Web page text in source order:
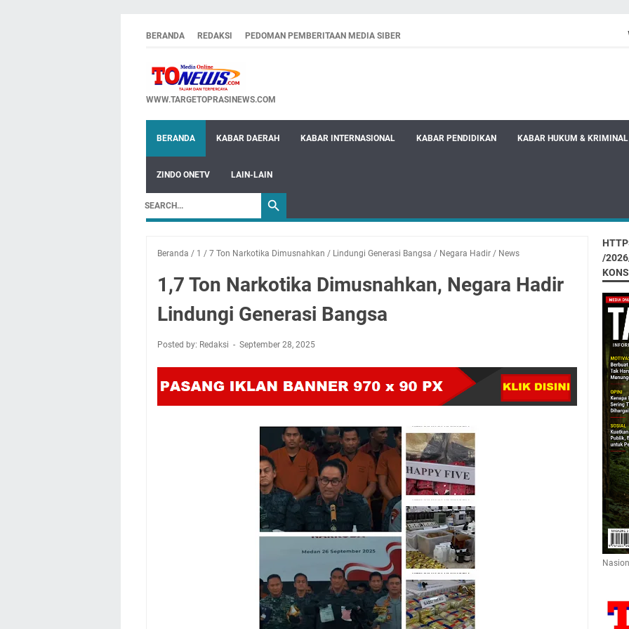
BERANDA REDAKSI PEDOMAN PEMBERITAAN MEDIA SIBER
WWW.TARGETOPRASINEWS.COM
BERANDA KABAR DAERAH KABAR INTERNASIONAL KABAR PENDIDIKAN KABAR HUKUM & KRIMINAL
ZINDO ONETV LAIN-LAIN
Beranda / 1 / 7 Ton Narkotika Dimusnahkan / Lindungi Generasi Bangsa / Negara Hadir / News
1,7 Ton Narkotika Dimusnahkan, Negara Hadir
Lindungi Generasi Bangsa
Posted by: Redaksi September 28, 2025
/